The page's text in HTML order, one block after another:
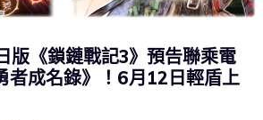
版《鎖鏈戰記3》預告聯乘電
者成名錄》！6月12日輕盾上